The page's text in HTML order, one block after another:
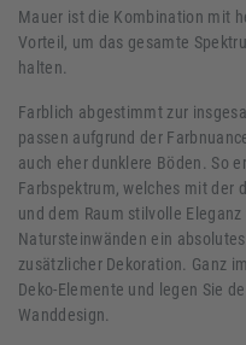
Mauer ist die Kombination mit
Vorteil, um das gesamte
halten.
Farblich abgestimmt zur
passen aufgrund der
auch eher dunklere Böden. So
Farbspektrum, welches mit der
und dem Raum stilvolle
Natursteinwänden ein
zusätzlicher Dekoration. Ganz
Deko-Elemente und legen Sie
Wanddesign.